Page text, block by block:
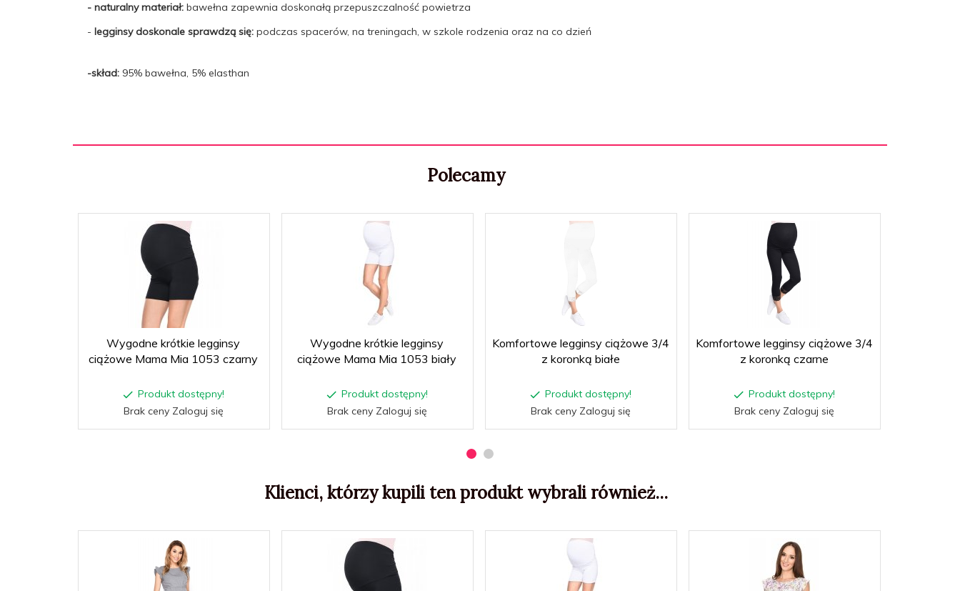
- naturalny materiał: bawełna zapewnia doskonałą przepuszczalność powietrza
- legginsy doskonale sprawdzą się: podczas spacerów, na treningach, w szkole rodzenia oraz na co dzień
-skład: 95% bawełna, 5% elasthan
Polecamy
Wygodne krótkie legginsy
ciążowe Mama Mia 1053 czarny
Produkt dostępny!
Brak ceny Zaloguj się
Wygodne krótkie legginsy
ciążowe Mama Mia 1053 biały
Produkt dostępny!
Brak ceny Zaloguj się
Komfortowe legginsy ciążowe 3/4
z koronką białe
Produkt dostępny!
Brak ceny Zaloguj się
Komfortowe legginsy ciążowe 3/4
z koronką czarne
Produkt dostępny!
Brak ceny Zaloguj się
Klienci, którzy kupili ten produkt wybrali również...